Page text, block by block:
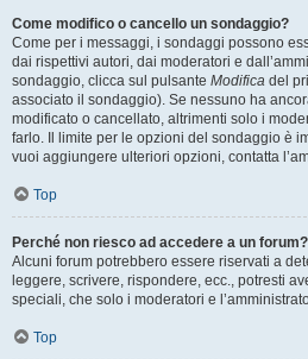
Come modifico o cancello un sondaggio?
Come per i messaggi, i sondaggi possono
dai rispettivi autori, dai moderatori e
sondaggio, clicca sul pulsante Modifica del
associato il sondaggio). Se nessuno ha
modificato o cancellato, altrimenti solo i
farlo. Il limite per le opzioni del sondaggio è
vuoi aggiungere ulteriori opzioni, contatta
Top
Perché non riesco ad accedere a un forum?
Alcuni forum potrebbero essere riservati a
leggere, scrivere, rispondere, ecc., potresti
speciali, che solo i moderatori e
Top